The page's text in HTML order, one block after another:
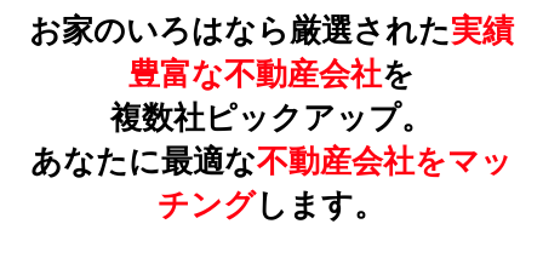
お家のいろはなら厳選された実績
豊富な不動産会社を
複数社ピックアップ。
あなたに最適な不動産会社をマッ
チングします。